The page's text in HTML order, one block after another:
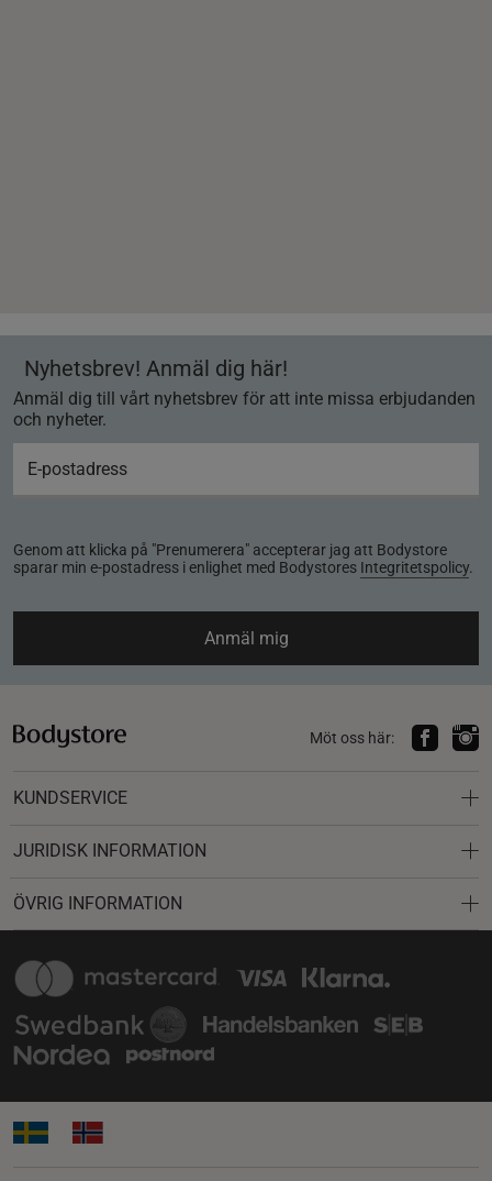
Nyhetsbrev! Anmäl dig här!
Anmäl dig till vårt nyhetsbrev för att inte missa erbjudanden
och nyheter.
Genom att klicka på "Prenumerera" accepterar jag att Bodystore
sparar min e-postadress i enlighet med Bodystores Integritetspolicy.
Anmäl mig
Möt oss här:
KUNDSERVICE
JURIDISK INFORMATION
ÖVRIG INFORMATION